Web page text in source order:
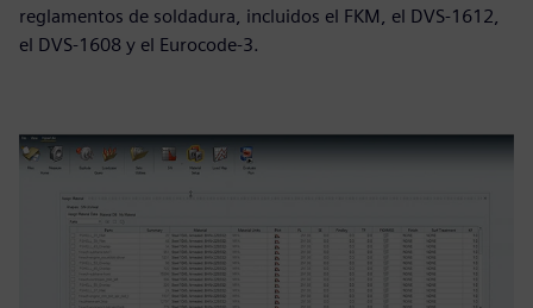
reglamentos de soldadura, incluidos el FKM, el DVS-1612,
el DVS-1608 y el Eurocode-3.